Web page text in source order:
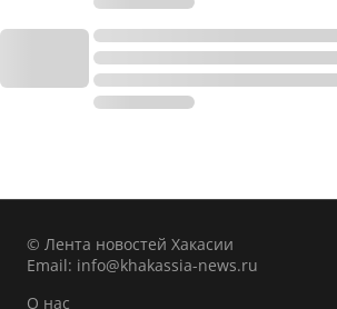
© Лента новостей Хакасии
Email: info@khakassia-news.ru
О нас